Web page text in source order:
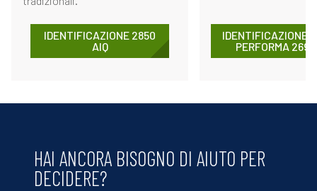
IDENTIFICAZIONE 2850
AIQ
IDENTIFICAZIONE
PERFORMA 269
HAI ANCORA BISOGNO DI AIUTO PER
DECIDERE?